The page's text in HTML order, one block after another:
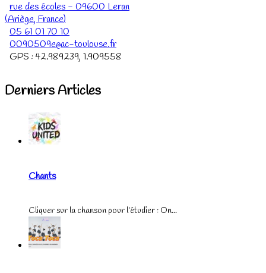
rue des écoles - 09600 Leran
(Ariège, France)
05 61 01 70 10
0090509e@ac-toulouse.fr
GPS : 42.989239, 1.909558
Derniers Articles
Chants
Cliquer sur la chanson pour l’étudier : On...